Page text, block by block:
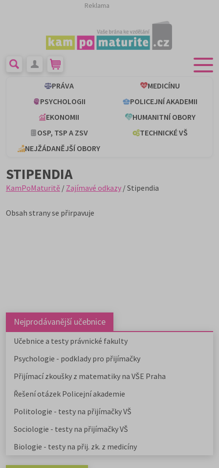
Reklama
PRÁVA
MEDICÍNU
PSYCHOLOGII
POLICEJNÍ AKADEMII
EKONOMII
HUMANITNÍ OBORY
OSP, TSP A ZSV
TECHNICKÉ VŠ
NEJŽÁDANĚJŠÍ OBORY
STIPENDIA
KamPoMaturitě / Zajímavé odkazy / Stipendia
Obsah strany se přirpavuje
Nejprodávanější učebnice
Učebnice a testy právnické fakulty
Psychologie - podklady pro přijímačky
Přijímací zkoušky z matematiky na VŠE Praha
Řešení otázek Policejní akademie
Politologie - testy na přijímačky VŠ
Sociologie - testy na přijímačky VŠ
Biologie - testy na přij. zk. z medicíny